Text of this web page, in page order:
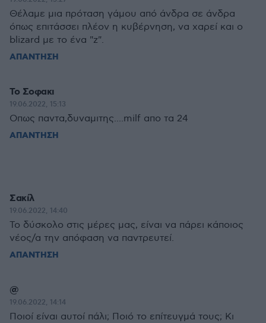
Θέλαμε μια πρόταση γάμου από άνδρα σε άνδρα
όπως επιτάσσει πλέον η κυβέρνηση, να χαρεί και ο
blizard με το ένα "z".
ΑΠΑΝΤΗΣΗ
Το Σοφακι
19.06.2022, 15:13
Οπως παντα,δυναμιτης....milf απο τα 24
ΑΠΑΝΤΗΣΗ
Σακίλ
19.06.2022, 14:40
Το δύσκολο στις μέρες μας, είναι να πάρει κάποιος
νέος/α την απόφαση να παντρευτεί.
ΑΠΑΝΤΗΣΗ
@
19.06.2022, 14:14
Ποιοί είναι αυτοί πάλι; Ποιό το επίτευγμά τους; Κι